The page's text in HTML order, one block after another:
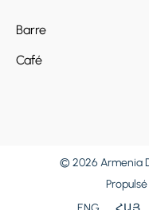
Barre
Café
© 2026 Armenia